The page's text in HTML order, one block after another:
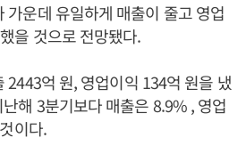
가운데 유일하게 매출이 줄고 영업
을 것으로 전망됐다.
2443억 원, 영업이익 134억 원을 냈
해 3분기보다 매출은 8.9% , 영업
이다.